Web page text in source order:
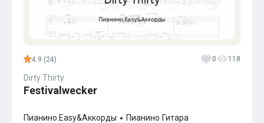
4.9 (24) 0 118
Dirty Thirty
Festivalwecker
Пианино.Easy&Аккорды Пианино Гитара